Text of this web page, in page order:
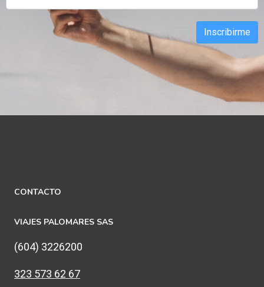
Inscribirme
CONTACTO
VIAJES PALOMARES SAS
(604) 3226200
323 573 62 67